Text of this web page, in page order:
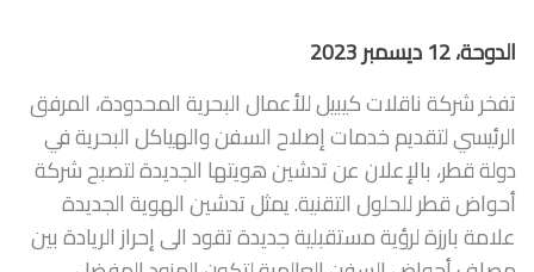
الدوحة، 12 ديسمبر2023
تفخر شركة ناقلات كيبيل للأعمال البحرية المحدودة، المرفق
الرئيسي لتقديم خدمات إصلاح السفن والهياكل البحرية في
دولة قطر، بالإعلان عن تدشين هويتها الجديدة لتصبح شركة
أحواض قطر للحلول التقنية. يمثل تدشين الهوية الجديدة
علامة بارزة لرؤية مستقبلية جديدة تقود الى إحراز الريادة بين